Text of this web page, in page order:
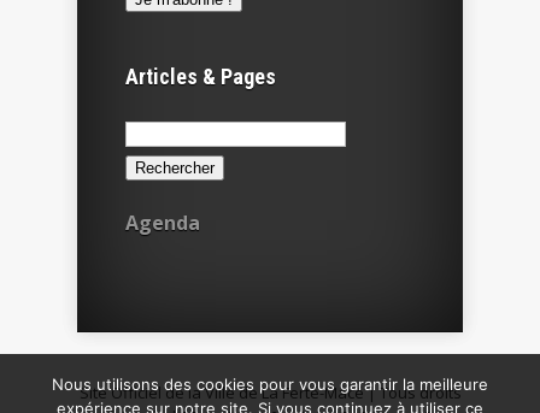
Articles & Pages
Rechercher :
Agenda
Site Officiel de la Ville de La Ferté-Macé | Tous droits
Nous utilisons des cookies pour vous garantir la meilleure
expérience sur notre site. Si vous continuez à utiliser ce